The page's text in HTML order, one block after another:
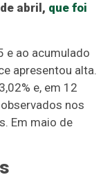
abril, que foi
e ao acumulado
apresentou alta.
e, em 12
nos
Em maio de